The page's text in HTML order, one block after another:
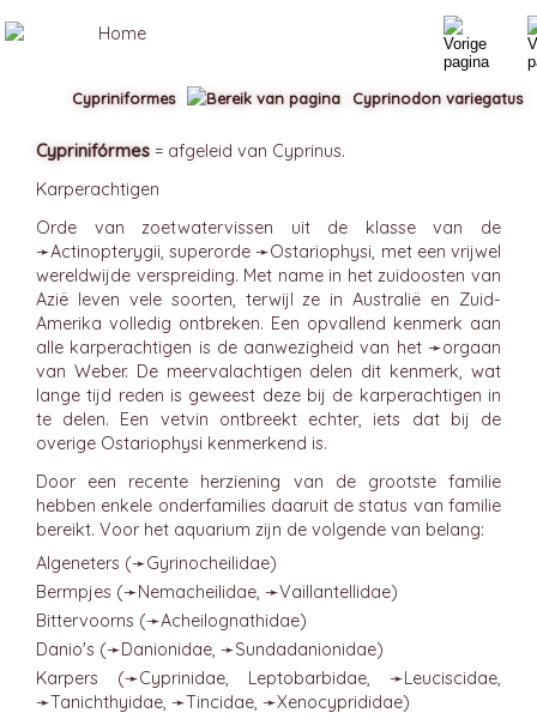
Cyprinifórmes = afgeleid van Cyprinus.
Karperachtigen
Orde van zoetwatervissen uit de klasse van de
➛Actinopterygii, superorde ➛Ostariophysi, met een vrijwel
wereldwijde verspreiding. Met name in het zuidoosten van
Azië leven vele soorten, terwijl ze in Australië en Zuid-
Amerika volledig ontbreken. Een opvallend kenmerk aan
alle karperachtigen is de aanwezigheid van het ➛orgaan
van Weber. De meervalachtigen delen dit kenmerk, wat
lange tijd reden is geweest deze bij de karperachtigen in
te delen. Een vetvin ontbreekt echter, iets dat bij de
overige Ostariophysi kenmerkend is.
Door een recente herziening van de grootste familie
hebben enkele onderfamilies daaruit de status van familie
bereikt. Voor het aquarium zijn de volgende van belang:
Algeneters (➛Gyrinocheilidae)
Bermpjes (➛Nemacheilidae, ➛Vaillantellidae)
Bittervoorns (➛Acheilognathidae)
Danio's (➛Danionidae, ➛Sundadanionidae)
Karpers (➛Cyprinidae, Leptobarbidae, ➛Leuciscidae,
➛Tanichthyidae, ➛Tincidae, ➛Xenocyprididae)
Cypriniformes Cyprinodon variegatus